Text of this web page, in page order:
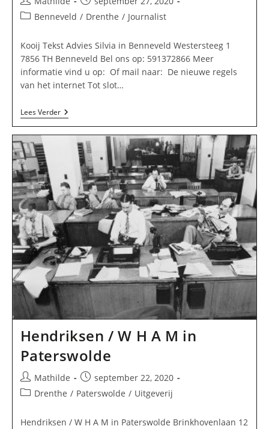
auteur:
gepubliceerd
Berichtcategorie:
Benneveld / Drenthe / Journalist
Kooij Tekst Advies Silvia in Benneveld Westersteeg 1
7856 TH Benneveld Bel ons op: 591372866 Meer
informatie vind u op: Of mail naar: De nieuwe regels
van het internet Tot slot…
Lees VerderKooij
Tekst
Silvia
Benneveld
Hendriksen / W H A M in
Paterswolde
Bericht
auteur:
Mathilde
Bericht
gepubliceerd
september 22, 2020
Berichtcategorie:
Drenthe / Paterswolde / Uitgeverij
Hendriksen / W H A M in Paterswolde Brinkhovenlaan 12